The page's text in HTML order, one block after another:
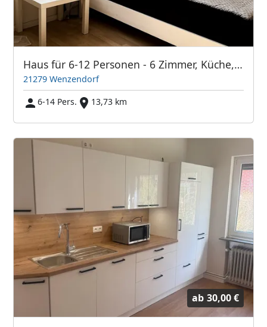
Haus für 6-12 Personen - 6 Zimmer, Küche, 2 Bäder
21279 Wenzendorf
6-14 Pers.
13,73 km
ab 30,00 €